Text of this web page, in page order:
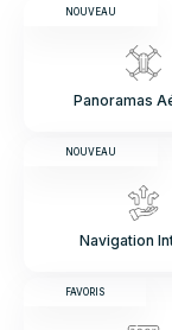
NOUVEAU
Panoramas
NOUVEAU
Navigation
FAVORIS